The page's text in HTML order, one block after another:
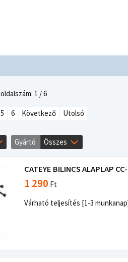
oldalszám: 1 / 6
5 6 Következő Utolsó
Gyártó Összes
CATEYE BILINCS ALAPLAP
1 290 Ft
Várható teljesítés [1-3